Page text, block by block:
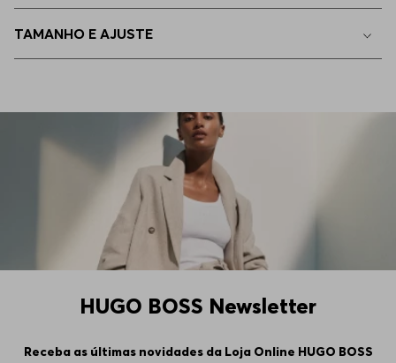
TAMANHO E AJUSTE
HUGO BOSS Newsletter
Receba as últimas novidades da Loja Online HUGO BOSS